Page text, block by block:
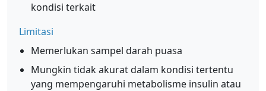
kondisi terkait
Limitasi
Memerlukan sampel darah puasa
Mungkin tidak akurat dalam kondisi tertentu
yang mempengaruhi metabolisme insulin atau